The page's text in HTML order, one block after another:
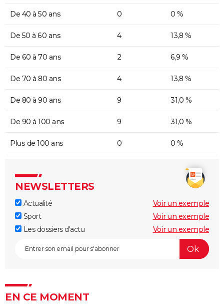
De 40 à 50 ans 0 0 %
De 50 à 60 ans 4 13,8 %
De 60 à 70 ans 2 6,9 %
De 70 à 80 ans 4 13,8 %
De 80 à 90 ans 9 31,0 %
De 90 à 100 ans 9 31,0 %
Plus de 100 ans 0 0 %
NEWSLETTERS
Actualité
Voir un exemple
Sport
Voir un exemple
Les dossiers d'actu
Voir un exemple
EN CE MOMENT